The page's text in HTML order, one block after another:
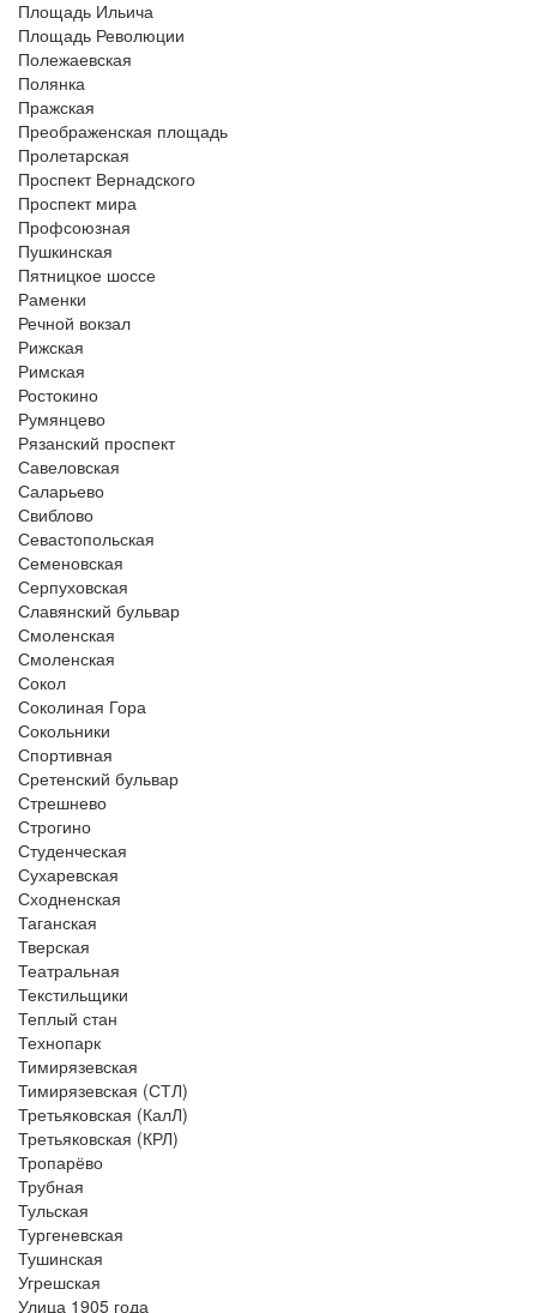
Площадь Ильича
Площадь Революции
Полежаевская
Полянка
Пражская
Преображенская площадь
Пролетарская
Проспект Вернадского
Проспект мира
Профсоюзная
Пушкинская
Пятницкое шоссе
Раменки
Речной вокзал
Рижская
Римская
Ростокино
Румянцево
Рязанский проспект
Савеловская
Саларьево
Свиблово
Севастопольская
Семеновская
Серпуховская
Славянский бульвар
Смоленская
Смоленская
Сокол
Соколиная Гора
Сокольники
Спортивная
Сретенский бульвар
Стрешнево
Строгино
Студенческая
Сухаревская
Сходненская
Таганская
Тверская
Театральная
Текстильщики
Теплый стан
Технопарк
Тимирязевская
Тимирязевская (СТЛ)
Третьяковская (КалЛ)
Третьяковская (КРЛ)
Тропарёво
Трубная
Тульская
Тургеневская
Тушинская
Угрешская
Улица 1905 года